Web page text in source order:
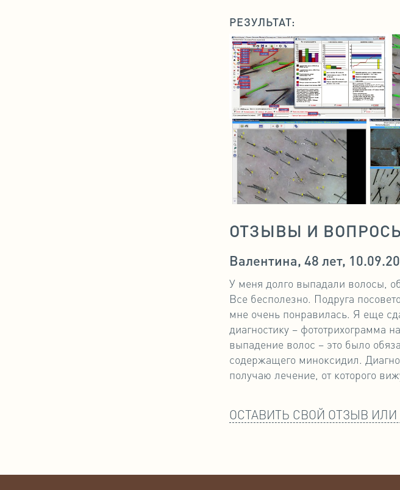
РЕЗУЛЬТАТ:
ОТЗЫВЫ И
Валентина, 48 лет,
У меня долго выпадали волосы,
Все бесполезно. Подруга
мне очень понравилась. Я еще
диагностику – фототрихограмма
выпадение волос – это было
содержащего миноксидил.
получаю лечение, от которого
ОСТАВИТЬ СВОЙ ОТЗЫВ ИЛИ